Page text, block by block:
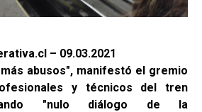
– 09.03.2021
abusos", manifestó el gremio
y técnicos del tren
"nulo diálogo de la